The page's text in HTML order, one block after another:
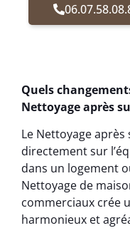
Quels
Nettoyage après
Le Nettoyage
directement sur
dans un logement
Nettoyage de
commerciaux crée
harmonieux et